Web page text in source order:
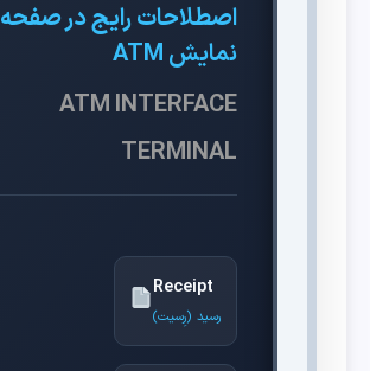
اصطلاحات رایج در صفحه
نمایش ATM
ATM INTERFACE
TERMINAL
Receipt
رسید (رِسیت)